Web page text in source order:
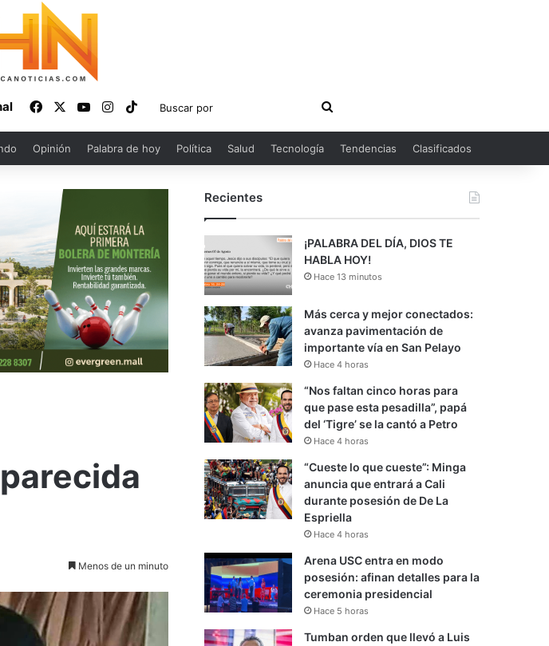
FacebookYouTubeInstagram
TikTok
Buscar
por
Opinión Palabra de hoy Política Salud Tecnología Tendencias Clasificados
Menos de un minuto
Recientes
¡PALABRA DEL DÍA, DIOS TE
HABLA HOY!
Hace 13 minutos
Más cerca y mejor conectados:
avanza pavimentación de
importante vía en San Pelayo
Hace 4 horas
“Nos faltan cinco horas para
que pase esta pesadilla”, papá
del ‘Tigre’ se la cantó a Petro
Hace 4 horas
“Cueste lo que cueste”: Minga
anuncia que entrará a Cali
durante posesión de De La
Espriella
Hace 4 horas
Arena USC entra en modo
posesión: afinan detalles para la
ceremonia presidencial
Hace 5 horas
Tumban orden que llevó a Luis